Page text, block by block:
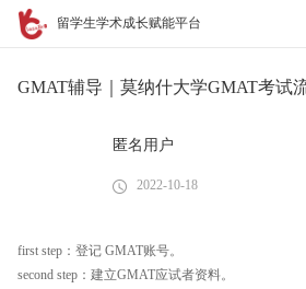
留学生学术成长赋能平台
GMAT辅导｜莫纳什大学GMAT考试
匿名用户
2022-10-18
first step：登记 GMAT账号。
second step：建立GMAT应试者资料。